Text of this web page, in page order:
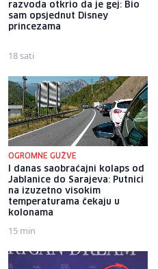
razvoda otkrio da je gej: Bio
sam opsjednut Disney
princezama
18 sati
OGROMNE GUŽVE
I danas saobraćajni kolaps od
Jablanice do Sarajeva: Putnici
na izuzetno visokim
temperaturama čekaju u
kolonama
15 min